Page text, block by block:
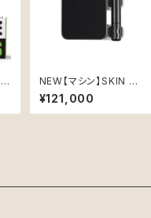
NEW【マシン】SKIN M
AKER（BLACK）
¥121,000